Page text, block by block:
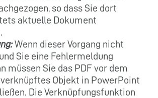
so dass Sie dort
aktuelle Dokument
Wenn dieser Vorgang nicht
Sie eine Fehlermeldung
müssen Sie das PDF vor dem
Objekt in PowerPoint
Die Verknüpfungsfunktion